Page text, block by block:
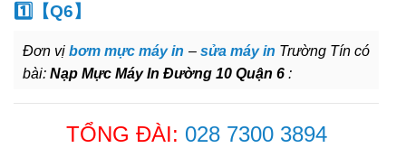
1️⃣【Q6】
Đơn vịbơm mực máy in – sửa máy in Trường Tín có
bài: Nạp Mực Máy In Đường 10 Quận 6 :
TỔNG ĐÀI: 028 7300 3894